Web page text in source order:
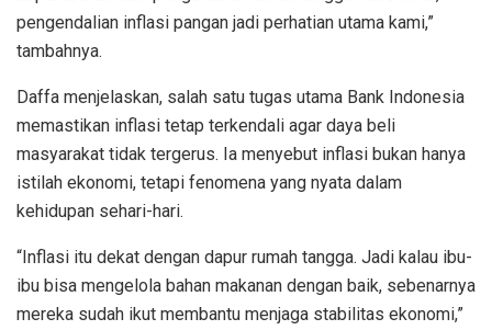
pengendalian inflasi pangan jadi perhatian utama kami,”
tambahnya.
Daffa menjelaskan, salah satu tugas utama Bank Indonesia
memastikan inflasi tetap terkendali agar daya beli
masyarakat tidak tergerus. Ia menyebut inflasi bukan hanya
istilah ekonomi, tetapi fenomena yang nyata dalam
kehidupan sehari-hari.
“Inflasi itu dekat dengan dapur rumah tangga. Jadi kalau ibu-
ibu bisa mengelola bahan makanan dengan baik, sebenarnya
mereka sudah ikut membantu menjaga stabilitas ekonomi,”